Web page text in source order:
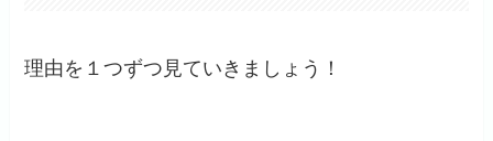
理由を１つずつ見ていきましょう！